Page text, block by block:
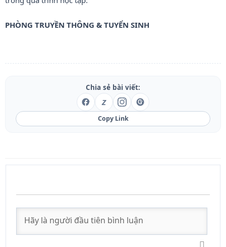
PHÒNG TRUYỀN THÔNG & TUYỂN SINH
Chia sẻ bài viết:
Z
Copy Link